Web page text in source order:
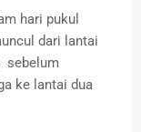
hari pukul
dari lantai
sebelum
ke lantai dua